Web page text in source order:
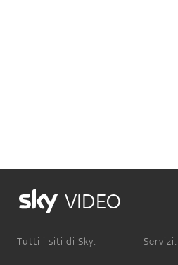
VIDEO
Tutti i siti di Sky: Servizi: